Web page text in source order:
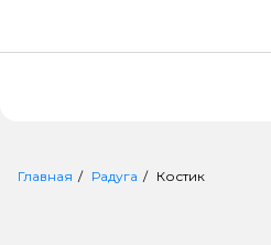
Главная Радуга Костик